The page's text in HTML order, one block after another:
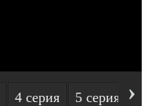
4 серия 5 серия ›